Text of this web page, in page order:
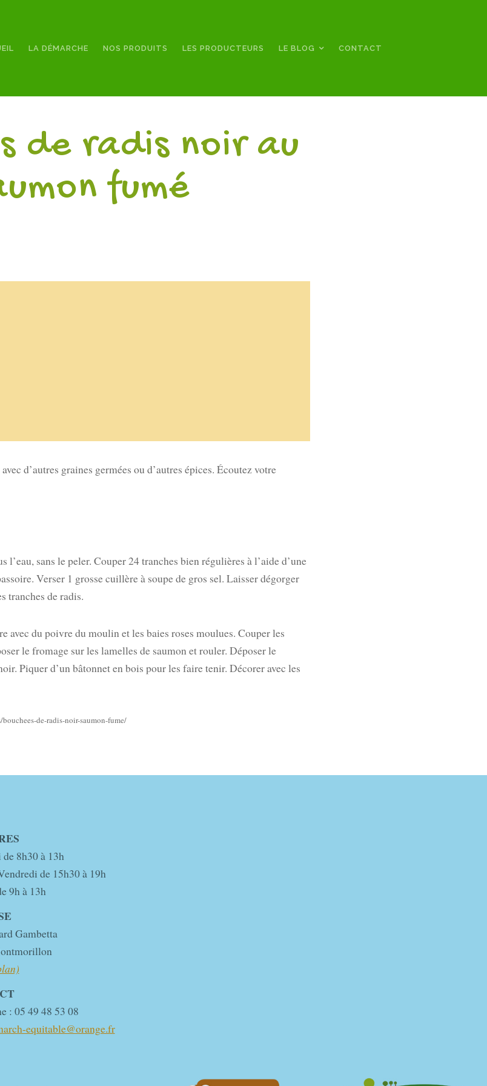
LA DÉMARCHE NOS PRODUITS LES PRODUCTEURS LE BLOG CONTACT
de radis noir au
fumé
d’autres graines germées ou d’autres épices. Écoutez votre
l’eau, sans le peler. Couper 24 tranches bien régulières à l’aide d’une
Verser 1 grosse cuillère à soupe de gros sel. Laisser dégorger
tranches de radis.
avec du poivre du moulin et les baies roses moulues. Couper les
le fromage sur les lamelles de saumon et rouler. Déposer le
Piquer d’un bâtonnet en bois pour les faire tenir. Décorer avec les
de-radis-noir-saumon-fume/
8h30 à 13h
de 15h30 à 19h
9h à 13h
Gambetta
: 05 49 48 53 08
equitable@orange.fr